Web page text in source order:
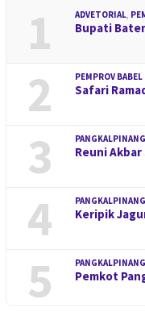
1 ADVETORIAL,
Bupati
2 PEMPROV BABEL
Safari
3 PANGKALPINANG
Reuni
4 PANGKALPINANG
Keripik
5 PANGKALPINANG
Pemkot